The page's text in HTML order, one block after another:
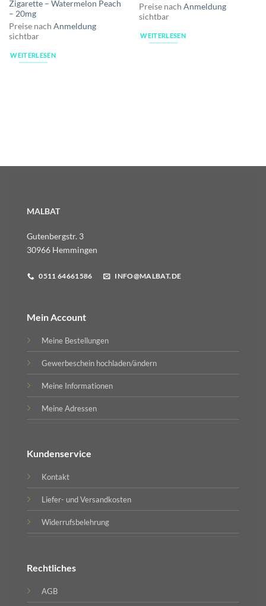
Zigarette – Watermelon Peach
– 20mg
Preise nach Anmeldung
sichtbar
WEITERLESEN
Preise nach Anmeldung
sichtbar
WEITERLESEN
MALBAT
Gutenbergstr. 3
30966 Hemmingen
0511 64661586 INFO@MALBAT.DE
Mein Account
Meine Bestellungen
Gewerbeschein hochladen/ändern
Meine Informationen
Meine Adressen
Kundenservice
Kontakt
Liefer- und Versandkosten
Widerrufsbelehrung
Rechtliches
AGB